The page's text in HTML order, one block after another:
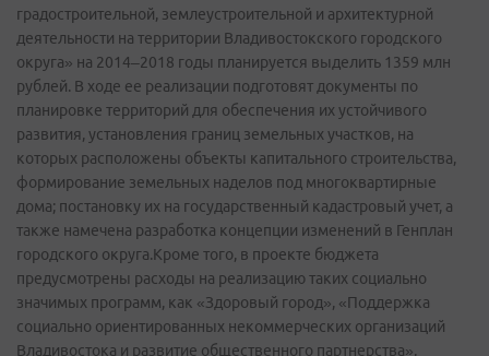
градостроительной, землеустроительной и архитектурной
деятельности на территории Владивостокского городского
округа» на 2014–2018 годы планируется выделить 1359 млн
рублей. В ходе ее реализации подготовят документы по
планировке территорий для обеспечения их устойчивого
развития, установления границ земельных участков, на
которых расположены объекты капитального строительства,
формирование земельных наделов под многоквартирные
дома; постановку их на государственный кадастровый учет, а
также намечена разработка концепции изменений в Генплан
городского округа.Кроме того, в проекте бюджета
предусмотрены расходы на реализацию таких социально
значимых программ, как «Здоровый город», «Поддержка
социально ориентированных некоммерческих организаций
Владивостока и развитие общественного партнерства»,